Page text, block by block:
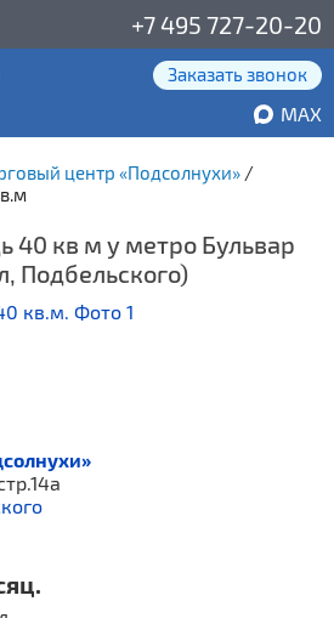
+7 495 727-20-20
Заказать звонок
MAX
центр «Подсолнухи» /
40 кв м у метро Бульвар
Подбельского)